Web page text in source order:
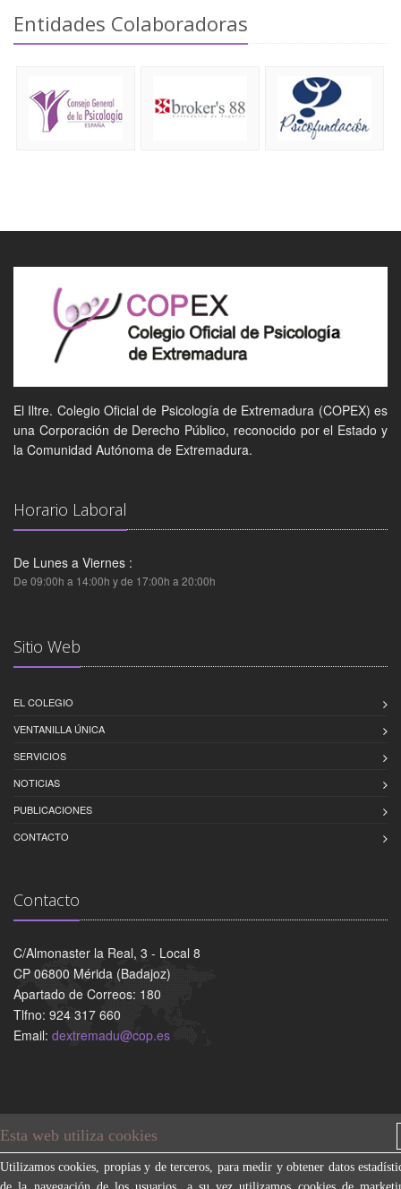
Esta web utiliza cookies
Utilizamos cookies, propias y de terceros, para medir y obtener datos
Entidades Colaboradoras
El Iltre. Colegio Oficial de Psicología de Extremadura (COPEX) es
una Corporación de Derecho Público, reconocido por el Estado y
la Comunidad Autónoma de Extremadura.
Horario Laboral
De Lunes a Viernes :
De 09:00h a 14:00h y de 17:00h a 20:00h
Sitio Web
EL COLEGIO
VENTANILLA ÚNICA
SERVICIOS
NOTICIAS
PUBLICACIONES
CONTACTO
Contacto
C/Almonaster la Real, 3 - Local 8
CP 06800 Mérida (Badajoz)
Apartado de Correos: 180
Tlfno: 924 317 660
Email: dextremadu@cop.es
Copyright © 2015 Colegio Oficial de Psicología de Extremadura
Términos de uso|Política de privacidad|Aviso Legal |Política